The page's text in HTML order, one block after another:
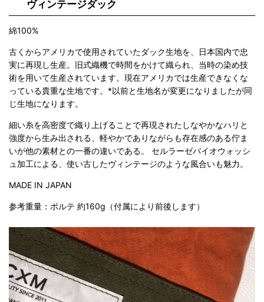
ヴィンテージダック
綿100%
古くからアメリカで使用されていたダック生地を、日本国内で忠
実に再現し生産。旧式織機で時間をかけて織られ、当時の染め技
術を用いて生産されています。現在アメリカでは生産できなくな
っている貴重な生地です。*以前と生地名が変更になりましたが同
じ生地になります。
細い糸を高密度で織り上げることで再現されたしなやかなハリと
強度から生み出される、軽やかでありながらも存在感のある佇ま
いが他の素材との一番の違いである。 セルラーゼバイオウォッシ
ュ加工による、使い古したヴィンテージのような風合いも魅力。
MADE IN JAPAN
参考重量：ポルテ 約160g（付属により前後します）